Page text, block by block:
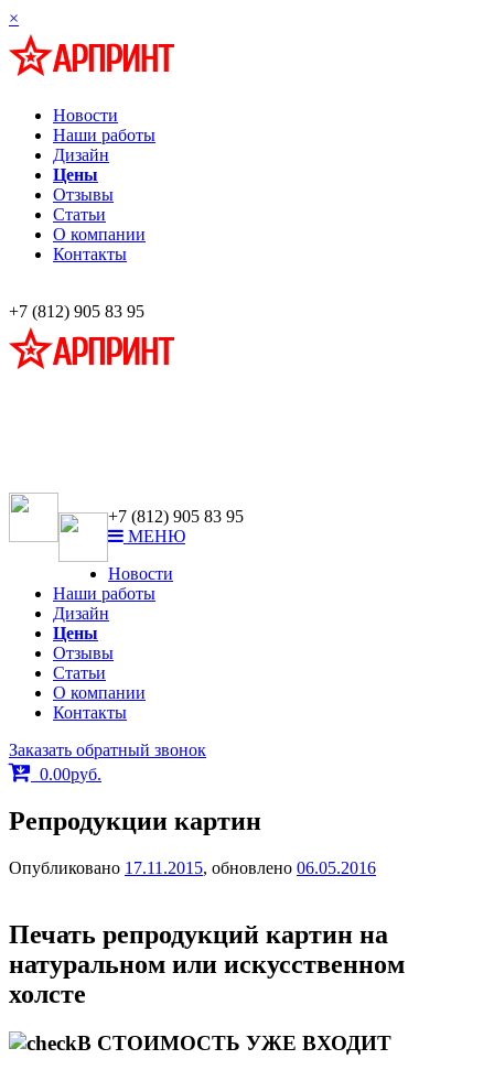
×
Новости
Наши работы
Дизайн
Цены
Отзывы
Статьи
О компании
Контакты
+7 (812) 905 83 95
+7 (812) 905 83 95
МЕНЮ
Новости
Наши работы
Дизайн
Цены
Отзывы
Статьи
О компании
Контакты
Заказать обратный звонок
0.00руб.
Репродукции картин
Опубликовано 17.11.2015, обновлено 06.05.2016
Печать репродукций картин на
натуральном или искусственном
холсте
В СТОИМОСТЬ УЖЕ ВХОДИТ